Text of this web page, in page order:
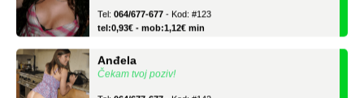
tel:0,93€ - mob:1,12€ min
Čekam tvoj poziv!